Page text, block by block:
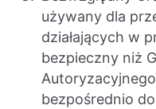
używany dla
działających w
bezpieczny niż
bezpośrednio